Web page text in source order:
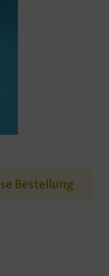
Bestellung